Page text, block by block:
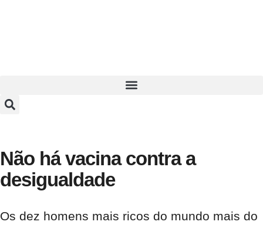
Não há vacina contra a
desigualdade
Os dez homens mais ricos do mundo mais do